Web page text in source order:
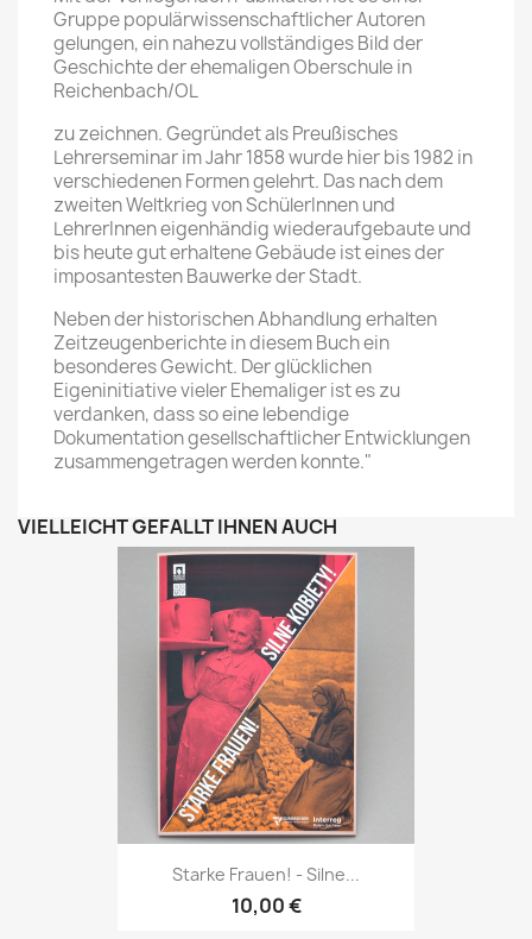
Gruppe populärwissenschaftlicher Autoren
gelungen, ein nahezu vollständiges Bild der
Geschichte der ehemaligen Oberschule in
Reichenbach/OL
zu zeichnen. Gegründet als Preußisches
Lehrerseminar im Jahr 1858 wurde hier bis 1982 in
verschiedenen Formen gelehrt. Das nach dem
zweiten Weltkrieg von SchülerInnen und
LehrerInnen eigenhändig wiederaufgebaute und
bis heute gut erhaltene Gebäude ist eines der
imposantesten Bauwerke der Stadt.
Neben der historischen Abhandlung erhalten
Zeitzeugenberichte in diesem Buch ein
besonderes Gewicht. Der glücklichen
Eigeninitiative vieler Ehemaliger ist es zu
verdanken, dass so eine lebendige
Dokumentation gesellschaftlicher Entwicklungen
zusammengetragen werden konnte."
VIELLEICHT GEFÄLLT IHNEN AUCH
Starke Frauen! - Silne...
10,00 €